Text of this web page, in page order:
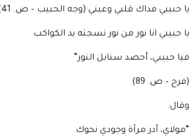
يا حبيبي فداك قلبي وعيني (وجه الحبيب – ص. 41)
يا حبيبي انا نور من نور نسجته يد الكواكب
فيا حبيبي، أحصد سنابل النور”
(فرح – ص. 89)
وقال:
“مولاي، أدر مرآة وجودي نحوك